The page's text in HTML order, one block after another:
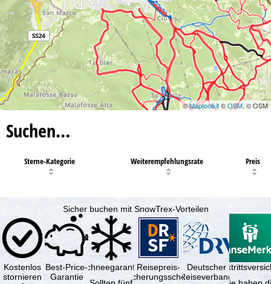
©Maptoolkit©OSM, © OSM
Suchen…
Sterne-Kategorie Weiterempfehlungsrate Preis
Sicher buchen mit SnowTrex-Vorteilen
Kostenlos
stornieren
Best-Price-
Garantie
SchneegarantieReisepreis-
Sicherungsschein
Deutscher
Reiseverband